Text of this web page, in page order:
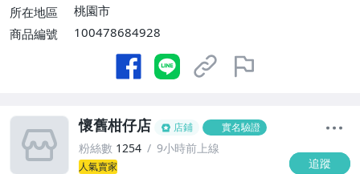
所在地區
桃園市
商品編號
100478684928
懷舊柑仔店 店鋪 實名驗證
粉絲數 1254 9小時前上線
人氣賣家 追蹤